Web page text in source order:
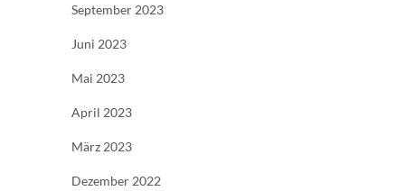
September 2023
Juni 2023
Mai 2023
April 2023
März 2023
Dezember 2022